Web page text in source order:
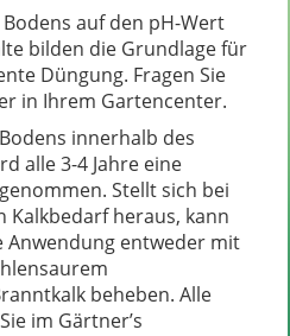
auf den pH-Wert
bilden die Grundlage für
Düngung. Fragen Sie
in Ihrem Gartencenter.
innerhalb des
alle 3-4 Jahre eine
Stellt sich bei
Kalkbedarf heraus, kann
Anwendung entweder mit
beheben. Alle
im Gärtner’s